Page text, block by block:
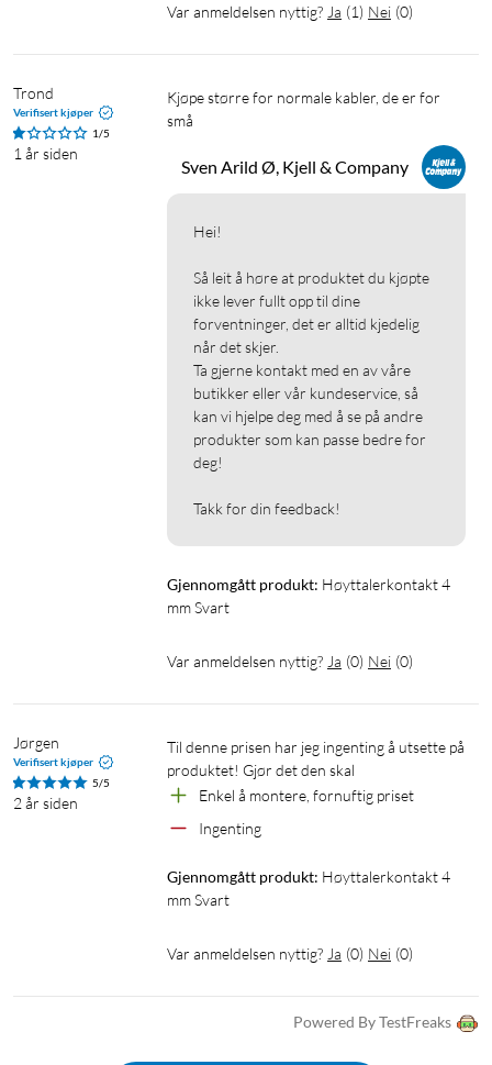
Var anmeldelsen nyttig? Ja (1) Nei (0)
Trond
Verifisert kjøper
1/5
1 år siden
Kjøpe større for normale kabler, de er for
små
Sven Arild Ø, Kjell & Company
Hei!
Så leit å høre at produktet du kjøpte
ikke lever fullt opp til dine
forventninger, det er alltid kjedelig
når det skjer.
Ta gjerne kontakt med en av våre
butikker eller vår kundeservice, så
kan vi hjelpe deg med å se på andre
produkter som kan passe bedre for
deg!
Takk for din feedback!
Gjennomgått produkt: Høyttalerkontakt 4
mm Svart
Var anmeldelsen nyttig? Ja (0) Nei (0)
Jørgen
Verifisert kjøper
5/5
2 år siden
Til denne prisen har jeg ingenting å utsette på
produktet! Gjør det den skal
Enkel å montere, fornuftig priset
Ingenting
Gjennomgått produkt: Høyttalerkontakt 4
mm Svart
Var anmeldelsen nyttig? Ja (0) Nei (0)
Powered By TestFreaks